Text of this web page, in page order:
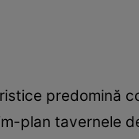
predomină
plan tavernele